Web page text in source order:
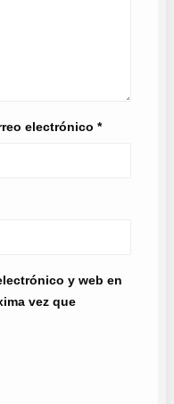
electrónico*
y web en
vez que